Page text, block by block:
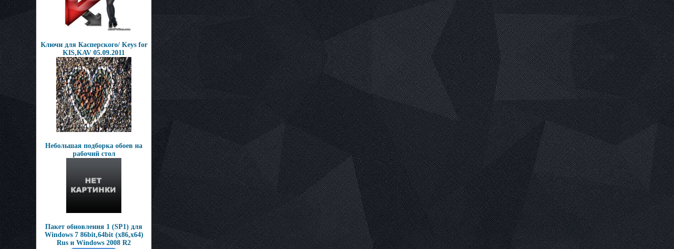
Ключи для Касперского/ Keys for
KIS,KAV 05.09.2011
Небольшая подборка обоев на
рабочий стол
Пакет обновления 1 (SP1) для
Windows 7 86bit,64bit (x86,x64)
Rus и Windows 2008 R2